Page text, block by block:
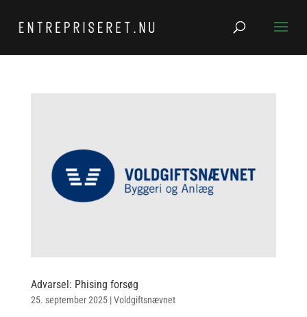
Advarsel: Phising forsøg
25. september 2025|Voldgiftsnævnet